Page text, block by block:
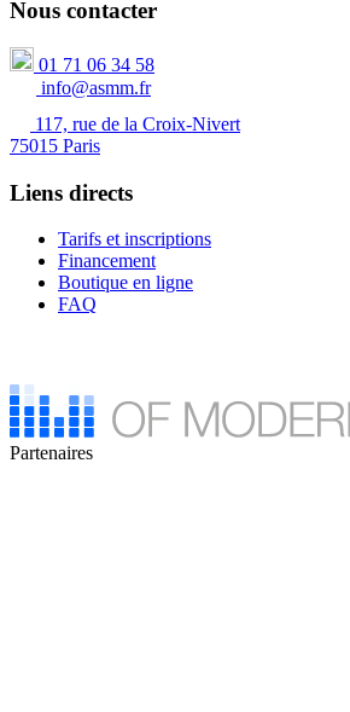
Nous contacter
01 71 06 34 58
info@asmm.fr
117, rue de la Croix-Nivert
75015 Paris
Liens directs
Tarifs et inscriptions
Financement
Boutique en ligne
FAQ
Partenaires